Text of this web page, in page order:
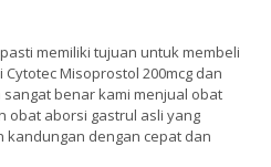
memiliki tujuan untuk membeli
Misoprostol 200mcg dan
sangat benar kami menjual obat
obat aborsi gastrul asli yang
kandungan dengan cepat dan